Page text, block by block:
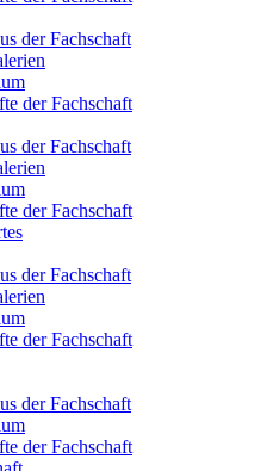
der Fachschaft
der Fachschaft
der Fachschaft
der Fachschaft
der Fachschaft
der Fachschaft
der Fachschaft
der Fachschaft